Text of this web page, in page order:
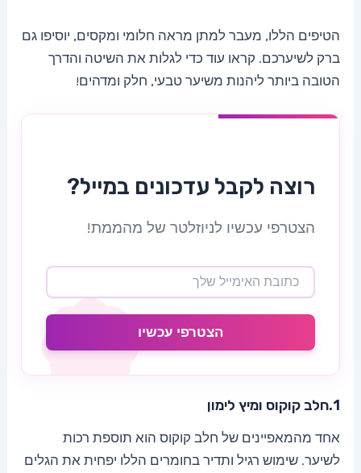
הטיפים הללו, מעבר למתן מראה חלומי ומקסים, יוסיפו גם
ברק לשיערכם. קראו עוד כדי לגלות את השיטה והדרך
הטובה ביותר ליהנות משיער טבעי, חלק ומדהים!
רוצה לקבל עדכונים במייל?
הצטרפי עכשיו לניוזלטר של מהממת!
הצטרפי עכשיו
1.חלב קוקוס ומיץ לימון
אחד מהמאפיינים של חלב קוקוס הוא תוספת רכות
לשיער. שימוש רגיל ותדיר בחומרים הללו יפחית את הגלים